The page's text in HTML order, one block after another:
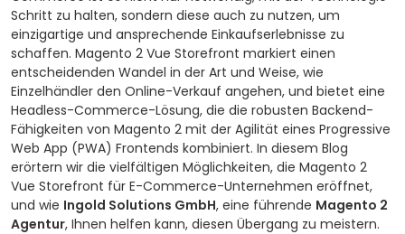
Schritt zu halten, sondern diese auch zu nutzen, um
einzigartige und ansprechende Einkaufserlebnisse zu
schaffen. Magento 2 Vue Storefront markiert einen
entscheidenden Wandel in der Art und Weise, wie
Einzelhändler den Online-Verkauf angehen, und bietet eine
Headless-Commerce-Lösung, die die robusten Backend-
Fähigkeiten von Magento 2 mit der Agilität eines Progressive
Web App (PWA) Frontends kombiniert. In diesem Blog
erörtern wir die vielfältigen Möglichkeiten, die Magento 2
Vue Storefront für E-Commerce-Unternehmen eröffnet,
und wie Ingold Solutions GmbH, eine führende Magento 2
Agentur, Ihnen helfen kann, diesen Übergang zu meistern.